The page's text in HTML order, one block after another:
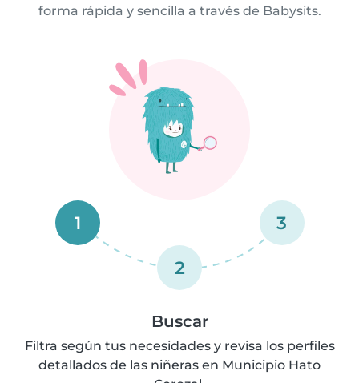
forma rápida y sencilla a través de Babysits.
1
2
3
Buscar
Filtra según tus necesidades y revisa los perfiles
detallados de las niñeras en Municipio Hato